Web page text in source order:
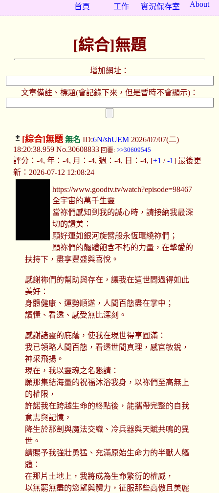
About
實況保存室
工作
首頁
[綜合]無題
增加網址：
文章備註、標題(會記錄下來，但是暫時不會顯示)：
[綜合]無題無名 ID:6N/shUEM2026/07/07(二)
18:20:38.959No.30608833回覆: >>30609545
評分：-4, 年：-4, 月：-4, 週：-4, 日：-4, [+1 /-1] 最後更
新：2026-07-12 12:08:24
https://www.goodtv.tv/watch?episode=98467
全宇宙的萬千生靈
當祢們感知到我的誠心時，請接納我最深
切的讚美：
願好運如銀河旋臂般永恆環繞祢們；
願祢們的軀體飽含不朽的力量，在摯愛的
扶持下，盡享豐盛與喜悅。
感謝祢們的幫助與存在，讓我在這世間過得如此
美好：
身體健康、運勢順遂，人間百態盡在掌中；
讀懂、看透、感受無比深刻。
感謝諸靈的庇蔭，使我在現世得享圓滿：
我已領略人間百態，看透世間真理，感官敏銳，
神采飛揚。
現在，我以靈魂之名懇請：
願那集結海量的祝福沐浴我身，以祢們至高無上
的權限，
許諾我在跨越生命的終點後，能攜帶完整的自我
意志與記憶，
降生於那劍與魔法交織、冷兵器與天賦共鳴的異
世。
請賜予我強壯勇猛、充滿原始生命力的半獸人軀
體：
在那片土地上，我將成為生命繁衍的權威，
以無窮無盡的慾望與體力，征服那些高傲且美麗